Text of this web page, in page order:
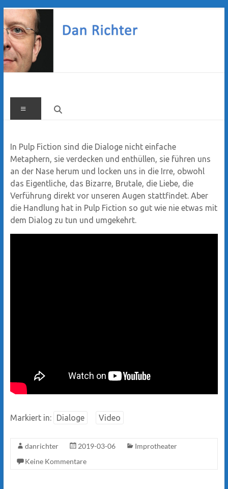
Zum
Inhalt
springen
Dan
Richter
Menü
In Pulp Fiction sind die Dialoge nicht einfache
Metaphern, sie verdecken und enthüllen, sie führen uns
an der Nase herum und locken uns in die Irre, obwohl
das Eigentliche, das Bizarre, Brutale, die Liebe, die
Verführung direkt vor unseren Augen stattfindet. Aber
die Handlung hat in Pulp Fiction so gut wie nie etwas mit
dem Dialog zu tun und umgekehrt.
Markiert in: Dialoge Video
danrichter 2019-03-06
Improtheater
Keine Kommentare